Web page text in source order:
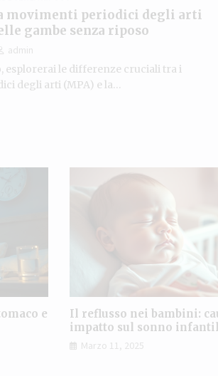
movimenti periodici degli arti
gambe senza riposo
admin
esplorerai le differenze cruciali tra i
degli arti (MPA) e la…
e
Il reflusso nei bambini:
impatto sul sonno
Marzo 11, 2025